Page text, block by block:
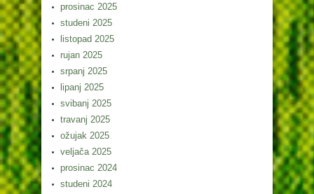
prosinac 2025
studeni 2025
listopad 2025
rujan 2025
srpanj 2025
lipanj 2025
svibanj 2025
travanj 2025
ožujak 2025
veljača 2025
prosinac 2024
studeni 2024